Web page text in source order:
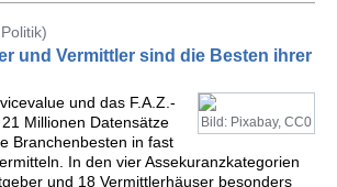
und Vermittler sind die Besten ihrer
Bild: Pixabay, CC0
und das F.A.Z.-
Millionen Datensätze
Branchenbesten in fast
In den vier Assekuranzkategorien
und 18 Vermittlerhäuser besonders